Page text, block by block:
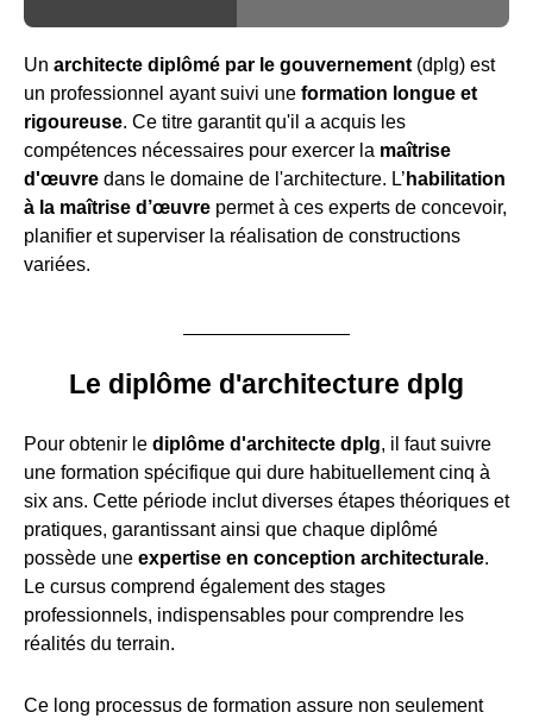
Un architecte diplômé par le gouvernement (dplg) est
un professionnel ayant suivi une formation longue et
rigoureuse. Ce titre garantit qu'il a acquis les
compétences nécessaires pour exercer la maîtrise
d'œuvre dans le domaine de l'architecture. L’ habilitation
à la maîtrise d’œuvre permet à ces experts de concevoir,
planifier et superviser la réalisation de constructions
variées.
Le diplôme d'architecture dplg
Pour obtenir le diplôme d'architecte dplg, il faut suivre
une formation spécifique qui dure habituellement cinq à
six ans. Cette période inclut diverses étapes théoriques et
pratiques, garantissant ainsi que chaque diplômé
possède une expertise en conception architecturale.
Le cursus comprend également des stages
professionnels, indispensables pour comprendre les
réalités du terrain.
Ce long processus de formation assure non seulement